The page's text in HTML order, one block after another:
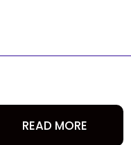
READ MORE